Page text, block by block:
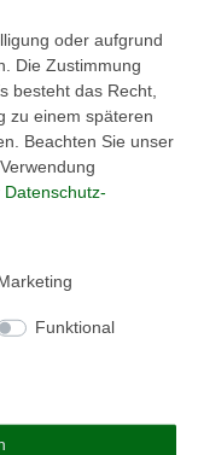
oder aufgrund
Die Zustimmung
besteht das Recht,
zu einem späteren
Beachten Sie unser
Daten­schutz­
Funktional